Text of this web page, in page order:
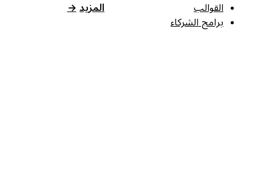
القوالب
برامج الشركاء
المزيد →